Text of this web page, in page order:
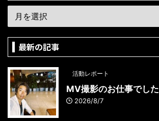
最新の記事
活動レポート
MV撮影のお仕事でした
2026/8/7